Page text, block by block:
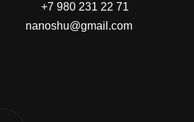
+7 980 231 22 71
nanoshu@gmail.com